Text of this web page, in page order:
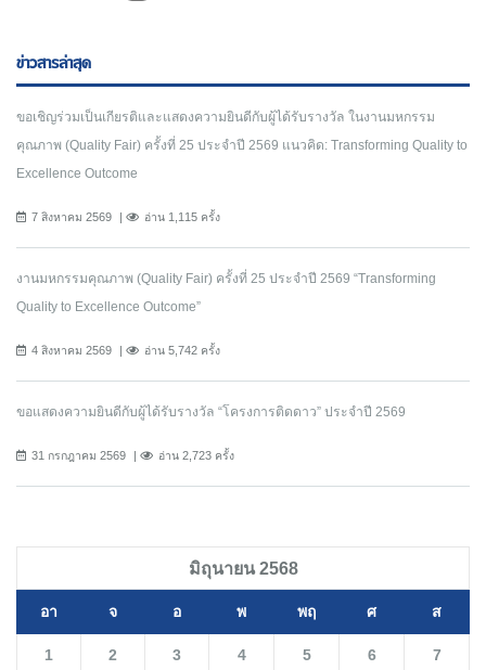
ข่าวสารล่าสุด
ขอเชิญร่วมเป็นเกียรติและแสดงความยินดีกับผู้ได้รับรางวัล ในงานมหกรรม
คุณภาพ (Quality Fair) ครั้งที่ 25 ประจำปี 2569 แนวคิด: Transforming Quality to
Excellence Outcome
7 สิงหาคม 2569 อ่าน 1,115 ครั้ง
งานมหกรรมคุณภาพ (Quality Fair) ครั้งที่ 25 ประจำปี 2569 “Transforming
Quality to Excellence Outcome”
4 สิงหาคม 2569 อ่าน 5,742 ครั้ง
ขอแสดงความยินดีกับผู้ได้รับรางวัล “โครงการติดดาว” ประจำปี 2569
31 กรกฎาคม 2569 อ่าน 2,723 ครั้ง
มิถุนายน 2568
อา จ อ พ พฤ ศ ส
1 2 3 4 5 6 7